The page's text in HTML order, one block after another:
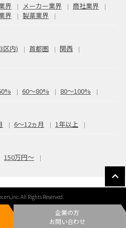
界 メーカー業界
商社業界
界 製薬業界
区内) 首都圏
関西
60〜80% 80〜100%
6～12ヵ月 1年以上
150万円〜
All Rights Reserved.
企業の方
お問い合わせ